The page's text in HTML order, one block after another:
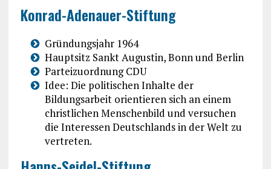
Konrad-Adenauer-Stiftung
Gründungsjahr 1964
Hauptsitz Sankt Augustin, Bonn und Berlin
Parteizuordnung CDU
Idee: Die politischen Inhalte der
Bildungsarbeit orientieren sich an einem
christlichen Menschenbild und versuchen
die Interessen Deutschlands in der Welt zu
vertreten.